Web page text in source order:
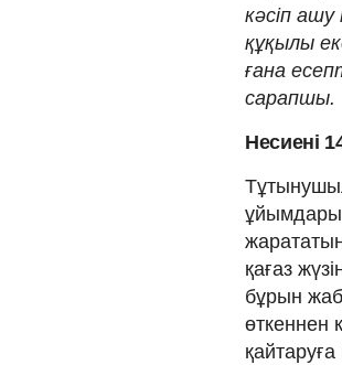
кәсіп
құқылы
ғана
сарапшы.
Несиені
ұйымдары
қағаз
бұрын
өткеннен